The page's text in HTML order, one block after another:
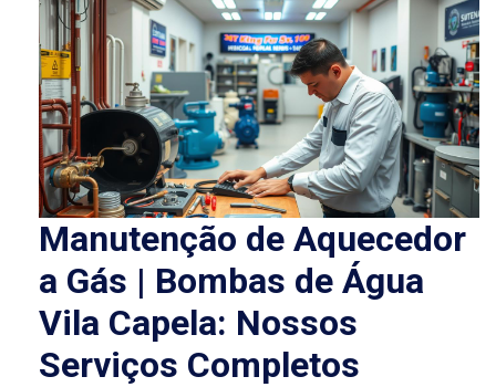
Manutenção de Aquecedor
a Gás | Bombas de Água
Vila Capela: Nossos
Serviços Completos